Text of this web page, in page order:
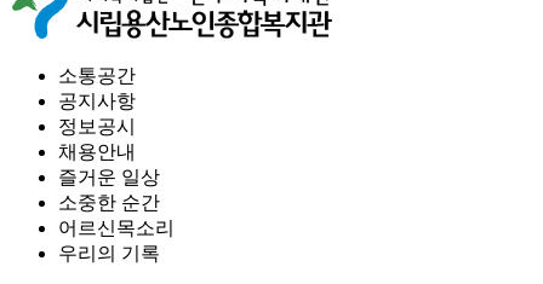
소통공간
공지사항
정보공시
채용안내
즐거운 일상
소중한 순간
어르신목소리
우리의 기록